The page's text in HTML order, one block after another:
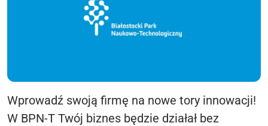
Wprowadź swoją firmę na nowe tory innowacji!
W BPN-T Twój biznes będzie działał bez